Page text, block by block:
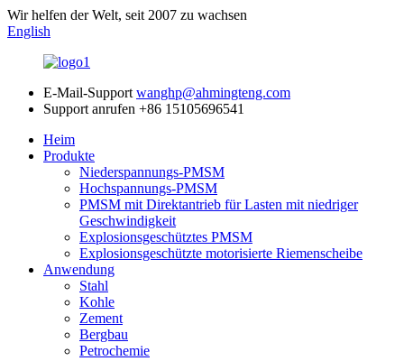
Wir helfen der Welt, seit 2007 zu wachsen
English
E-Mail-Support wanghp@ahmingteng.com
Support anrufen +86 15105696541
Heim
Produkte
Niederspannungs-PMSM
Hochspannungs-PMSM
PMSM mit Direktantrieb für Lasten mit niedriger
Geschwindigkeit
Explosionsgeschütztes PMSM
Explosionsgeschützte motorisierte Riemenscheibe
Anwendung
Stahl
Kohle
Zement
Bergbau
Petrochemie